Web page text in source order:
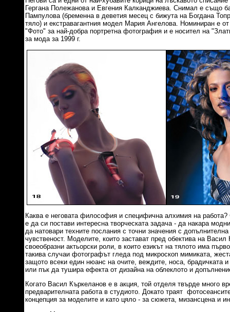
Гергана Полежанова и Евгения Калканджиева. Снимал е също
Пампулова (бременна в деветия месец с бижута на Богдана
тяло) и екстравагантния модел Мария Ангелова. Номиниран е
"Фото" за най-добра портретна фотография и е носител на
за мода за 1999 г.
Каква е неговата философия и специфична алхимия на
е да си постави интересна творческата задача - да накара
да натовари техните послания с точни значения с допълнителна
чувственост. Моделите, които застават пред обектива на
своеобразни актьорски роли, в които езикът на тялото има
такива случаи фотографът гледа под микроскоп мимиката,
защото всеки един нюанс на очите, веждите, носа, брадичката
или пък да тушира ефекта от дизайна на облеклото и
Когато Васил Къркеланов е в акция, той отделя твърде много
предварителната работа в студиото. Докато траят
концепция за моделите и като цяло - за сюжета, мизансцена и